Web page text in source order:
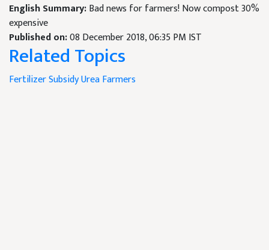
English Summary:Bad news for farmers! Now compost 30%
expensive
Published on:08 December 2018, 06:35 PM IST
Related Topics
FertilizerSubsidyUreaFarmers